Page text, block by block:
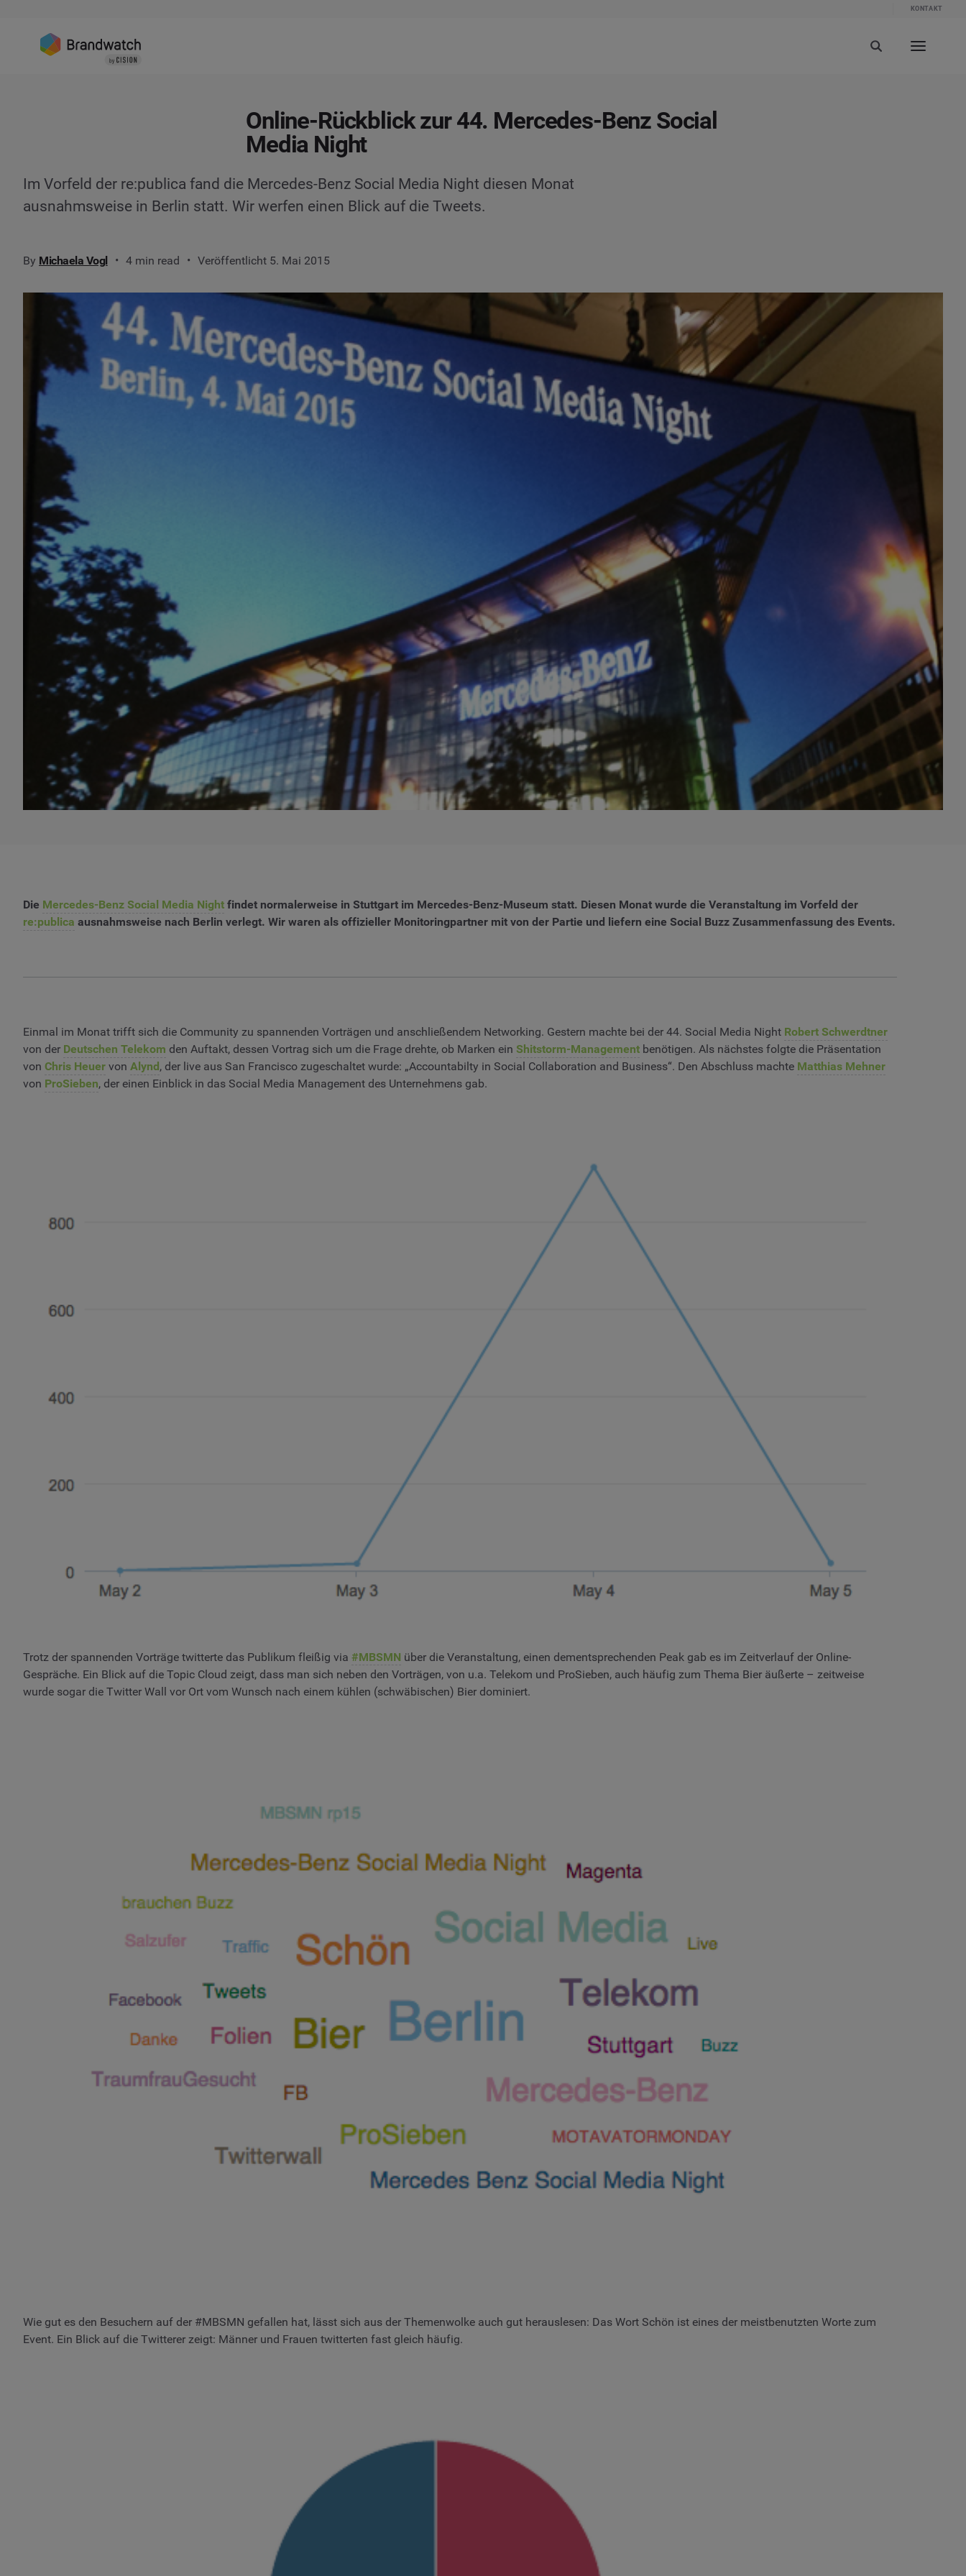
KONTAKT
Online-Rückblick zur 44. Mercedes-Benz Social
Media Night
Im Vorfeld der re:publica fand die Mercedes-Benz Social Media Night diesen Monat
ausnahmsweise in Berlin statt. Wir werfen einen Blick auf die Tweets.
By Michaela Vogl 4 min read Veröffentlicht 5. Mai 2015
Die Mercedes-Benz Social Media Night findet normalerweise in Stuttgart im Mercedes-Benz-Museum statt. Diesen Monat wurde die Veranstaltung im Vorfeld der
re:publica ausnahmsweise nach Berlin verlegt. Wir waren als offizieller Monitoringpartner mit von der Partie und liefern eine Social Buzz Zusammenfassung des Events.
Einmal im Monat trifft sich die Community zu spannenden Vorträgen und anschließendem Networking. Gestern machte bei der 44. Social Media Night Robert Schwerdtner
von der Deutschen Telekom den Auftakt, dessen Vortrag sich um die Frage drehte, ob Marken ein Shitstorm-Management benötigen. Als nächstes folgte die Präsentation
von Chris Heuer von Alynd, der live aus San Francisco zugeschaltet wurde: „Accountabilty in Social Collaboration and Business“. Den Abschluss machte Matthias Mehner
von ProSieben, der einen Einblick in das Social Media Management des Unternehmens gab.
Trotz der spannenden Vorträge twitterte das Publikum fleißig via #MBSMN über die Veranstaltung, einen dementsprechenden Peak gab es im Zeitverlauf der Online-
Gespräche. Ein Blick auf die Topic Cloud zeigt, dass man sich neben den Vorträgen, von u.a. Telekom und ProSieben, auch häufig zum Thema Bier äußerte – zeitweise
wurde sogar die Twitter Wall vor Ort vom Wunsch nach einem kühlen (schwäbischen) Bier dominiert.
Wie gut es den Besuchern auf der #MBSMN gefallen hat, lässt sich aus der Themenwolke auch gut herauslesen: Das Wort Schön ist eines der meistbenutzten Worte zum
Event. Ein Blick auf die Twitterer zeigt: Männer und Frauen twitterten fast gleich häufig.